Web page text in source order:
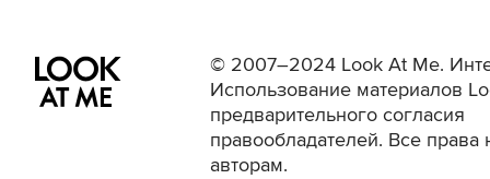
© 2007–2024 Look At Me.
Использование материалов
предварительного согласия
правообладателей. Все права
авторам.